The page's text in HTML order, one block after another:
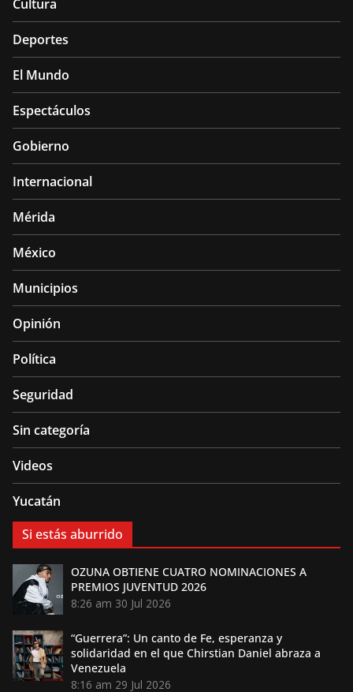
Cultura
Deportes
El Mundo
Espectáculos
Gobierno
Internacional
Mérida
México
Municipios
Opinión
Política
Seguridad
Sin categoría
Videos
Yucatán
Si estás aburrido
OZUNA OBTIENE CUATRO NOMINACIONES A
PREMIOS JUVENTUD 2026
8:26 am 30 Jul 2026
“Guerrera”: Un canto de Fe, esperanza y
solidaridad en el que Chirstian Daniel abraza a
Venezuela
8:16 am 29 Jul 2026